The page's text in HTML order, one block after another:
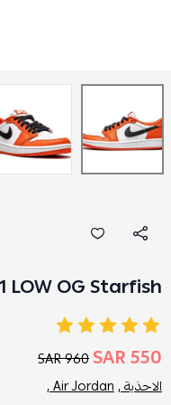
LOW OG Starfish
550 SAR
960 SAR
الاحذية ,Air Jordan ,